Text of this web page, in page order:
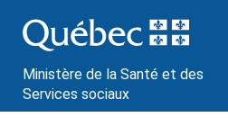
au
contenu
Ministère de la Santé et des
Services sociaux